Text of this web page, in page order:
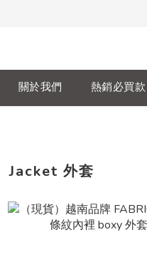
關於我們 熱銷必買款
Jacket 外套